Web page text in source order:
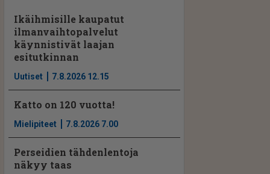
Ikäihmisille kaupatut
ilmanvaihtopalvelut
käynnistivät laajan
esitutkinnan
Uutiset 7.8.2026 12.15
Katto on 120 vuotta!
Mielipiteet 7.8.2026 7.00
Perseidien tähdenlentoja
näkyy taas